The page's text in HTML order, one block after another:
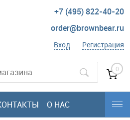
+7 (495) 822-40-20
order@brownbear.ru
Вход Регистрация
0
О НАС